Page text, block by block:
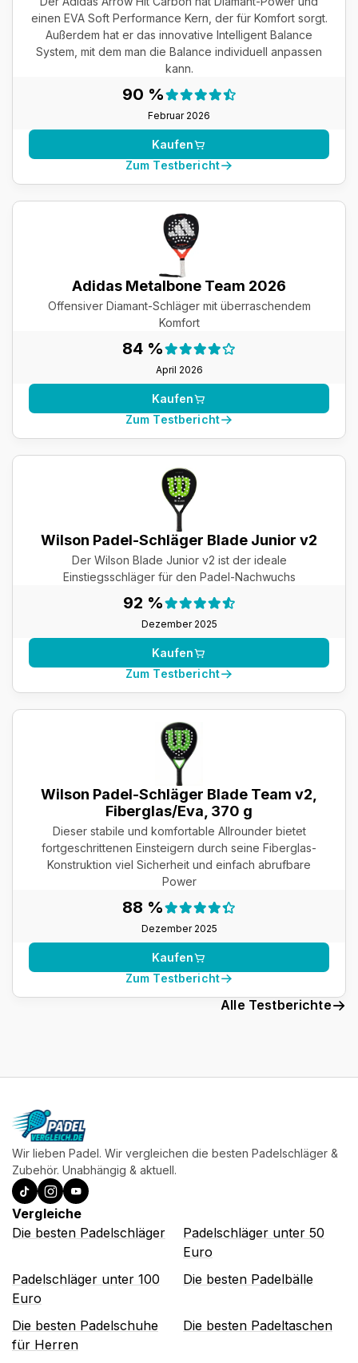
einen EVA Soft Performance Kern, der für Komfort sorgt.
Außerdem hat er das innovative Intelligent Balance
System, mit dem man die Balance individuell anpassen
kann.
90 %
Februar 2026
Testergebnis:
90 %
Kaufen
Zum Testbericht
Adidas Metalbone Team 2026
Offensiver Diamant-Schläger mit überraschendem
Komfort
84 %
April 2026
Testergebnis:
84 %
Kaufen
Zum Testbericht
Wilson Padel-Schläger Blade Junior v2
Der Wilson Blade Junior v2 ist der ideale
Einstiegsschläger für den Padel-Nachwuchs
92 %
Dezember 2025
Testergebnis:
92 %
Kaufen
Zum Testbericht
Wilson Padel-Schläger Blade Team v2,
Fiberglas/Eva, 370 g
Dieser stabile und komfortable Allrounder bietet
fortgeschrittenen Einsteigern durch seine Fiberglas-
Konstruktion viel Sicherheit und einfach abrufbare
Power
88 %
Dezember 2025
Testergebnis:
88 %
Kaufen
Zum Testbericht
Alle Testberichte
Wir lieben Padel. Wir vergleichen die besten Padelschläger &
Zubehör. Unabhängig & aktuell.
Vergleiche
Die besten Padelschläger
Padelschläger unter 50
Euro
Padelschläger unter 100
Euro
Die besten Padelbälle
Die besten Padelschuhe
für Herren
Die besten Padeltaschen